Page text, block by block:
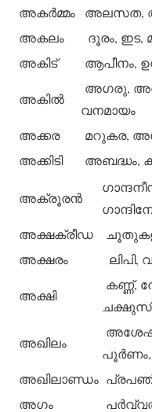
അകര്‍മ്മം
അലസത,
അകലം
ദൂരം, ഇട,
അകിട്
അകില്‍
അഗരു,
വനമായം
അക്കര
മറുകര,
അക്കിടി
അബദ്ധം,
അക്രൂരന്‍
അക്ഷക്രീഡ
അക്ഷരം
ലിപി,
അക്ഷി
കണ്ണ്,
ചക്ഷുസ്,
അഖിലം
പൂര്‍ണം,
അഖിലാണ്ഡം
അഗം